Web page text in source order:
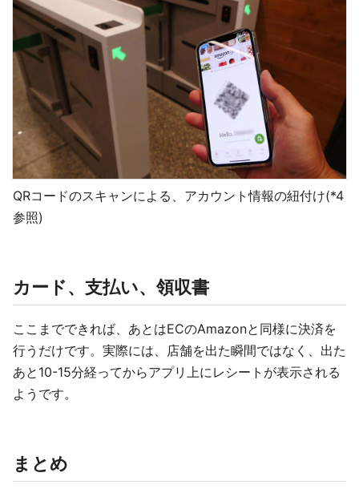
QRコードのスキャンによる、アカウント情報の紐付け(*4
参照)
カード、支払い、領収書
ここまでできれば、あとはECのAmazonと同様に決済を
行うだけです。実際には、店舗を出た瞬間ではなく、出た
あと10-15分経ってからアプリ上にレシートが表示される
ようです。
まとめ